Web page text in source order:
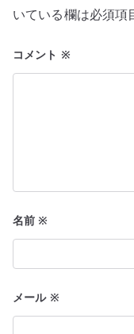
ョ
ン
いている欄は必須項
コメント ※
名前※
メール ※